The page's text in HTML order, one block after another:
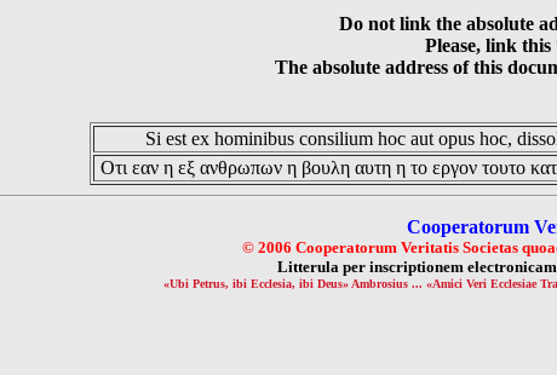
Do not link the absolute
Please, link
The absolute address of this
Si est ex hominibus consilium hoc aut opus hoc,
Οτι εαν η εξ ανθρωπων η βουλη αυτη η το εργον τουτο
Cooperatorum
© 2006 Cooperatorum Veritatis Societas
Litterula per inscriptionem
«Ubi Petrus, ibi Ecclesia, ibi Deus» Ambrosius ... «Amici Veri Ecclesiae